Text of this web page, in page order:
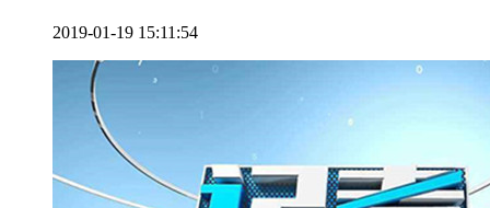
2019-01-19 15:11:54